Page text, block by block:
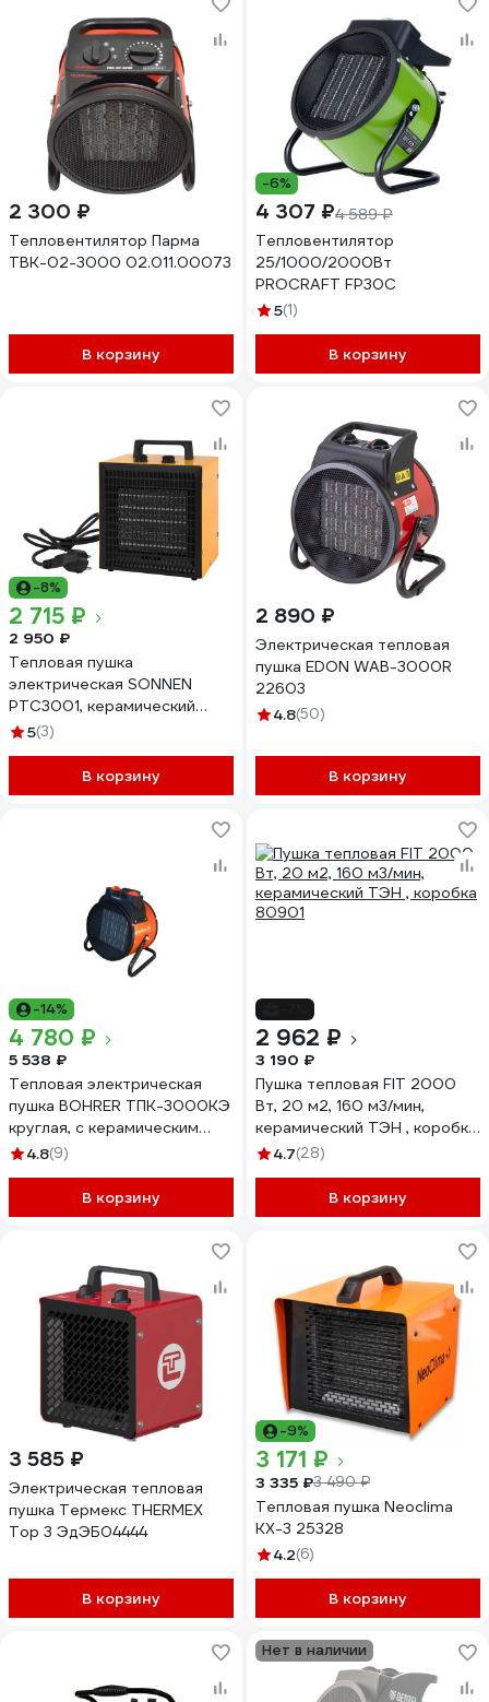
2 300 ₽
Тепловентилятор Парма
ТВК-02-3000 02.011.00073
В корзину
-6%
4 307 ₽4 589 ₽
Тепловентилятор
25/1000/2000Вт
PROCRAFT FP30C
5(1)
В корзину
-8%
2 715 ₽
2 950 ₽
Тепловая пушка
электрическая SONNEN
PTC3001, керамический
нагреватель, 3000Вт, 2
5(3)
В корзину
2 890 ₽
Электрическая тепловая
пушка EDON WAB-3000R
22603
4.8(50)
В корзину
-14%
4 780 ₽
5 538 ₽
Тепловая электрическая
пушка BOHRER ТПK-3000KЭ
круглая, с керамическим
нагревательным элементом
4.8(9)
В корзину
2 962 ₽
3 190 ₽
Пушка тепловая FIT 2000
Вт, 20 м2, 160 м3/мин,
керамический ТЭН , коробка
80901
4.7(28)
В корзину
3 585 ₽
Электрическая тепловая
пушка Термекс THERMEX
Top 3 ЭдЭБ04444
В корзину
-9%
3 171 ₽
3 335 ₽3 490 ₽
Тепловая пушка Neoclima
KX-3 25328
4.2(6)
В корзину
Нет в наличии